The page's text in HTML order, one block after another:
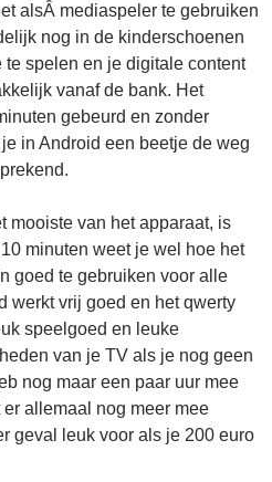
alsÂ mediaspeler te gebruiken
nog in de kinderschoenen
te spelen en je digitale content
vanaf de bank. Het
gebeurd en zonder
in Android een beetje de weg
mooiste van het apparaat, is
minuten weet je wel hoe het
goed te gebruiken voor alle
werkt vrij goed en het qwerty
speelgoed en leuke
van je TV als je nog geen
nog maar een paar uur mee
allemaal nog meer mee
geval leuk voor als je 200 euro